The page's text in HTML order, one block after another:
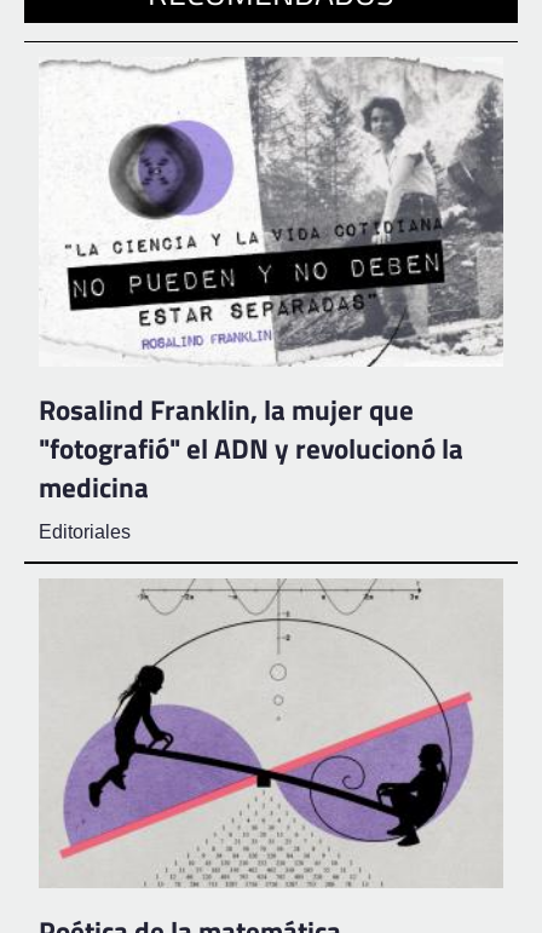
Rosalind Franklin, la mujer que
"fotografió" el ADN y revolucionó la
medicina
Editoriales